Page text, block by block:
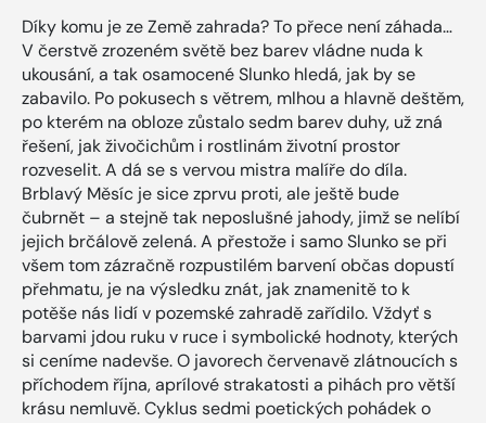
Díky komu je ze Země zahrada? To přece není záhada…
V čerstvě zrozeném světě bez barev vládne nuda k
ukousání, a tak osamocené Slunko hledá, jak by se
zabavilo. Po pokusech s větrem, mlhou a hlavně deštěm,
po kterém na obloze zůstalo sedm barev duhy, už zná
řešení, jak živočichům i rostlinám životní prostor
rozveselit. A dá se s vervou mistra malíře do díla.
Brblavý Měsíc je sice zprvu proti, ale ještě bude
čubrnět – a stejně tak neposlušné jahody, jimž se nelíbí
jejich brčálově zelená. A přestože i samo Slunko se při
všem tom zázračně rozpustilém barvení občas dopustí
přehmatu, je na výsledku znát, jak znamenitě to k
potěše nás lidí v pozemské zahradě zařídilo. Vždyť s
barvami jdou ruku v ruce i symbolické hodnoty, kterých
si ceníme nadevše. O javorech červenavě zlátnoucích s
příchodem října, aprílové strakatosti a pihách pro větší
krásu nemluvě. Cyklus sedmi poetických pohádek o